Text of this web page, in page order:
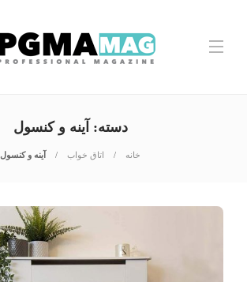
دسته: آینه و کنسول
خانه اتاق خواب آینه و کنسول